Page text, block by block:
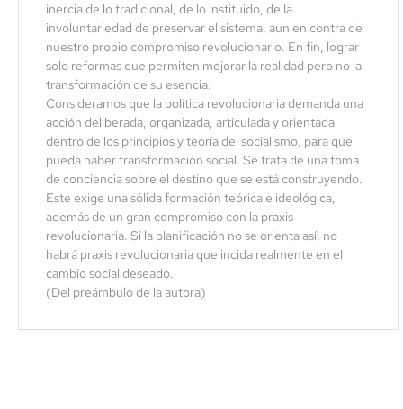
inercia de lo tradicional, de lo instituido, de la
involuntariedad de preservar el sistema, aun en contra de
nuestro propio compromiso revolucionario. En fin, lograr
solo reformas que permiten mejorar la realidad pero no la
transformación de su esencia.
Consideramos que la política revolucionaria demanda una
acción deliberada, organizada, articulada y orientada
dentro de los principios y teoría del socialismo, para que
pueda haber transformación social. Se trata de una toma
de conciencia sobre el destino que se está construyendo.
Este exige una sólida formación teórica e ideológica,
además de un gran compromiso con la praxis
revolucionaria. Si la planificación no se orienta así, no
habrá praxis revolucionaria que incida realmente en el
cambio social deseado.
(Del preámbulo de la autora)